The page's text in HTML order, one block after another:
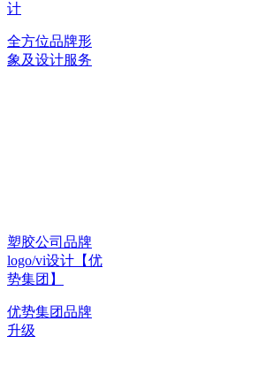
计
全方位品牌形
象及设计服务
塑胶公司品牌
logo/vi设计【优
势集团】
优势集团品牌
升级